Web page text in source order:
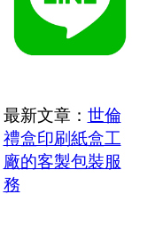
最新文章： 世倫
禮盒印刷紙盒工
廠的客製包裝服
務